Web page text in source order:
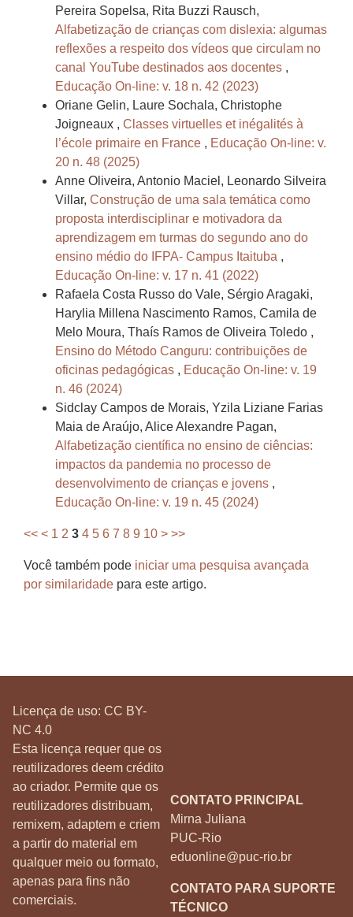
Pereira Sopelsa, Rita Buzzi Rausch,
Alfabetização de crianças com dislexia: algumas
reflexões a respeito dos vídeos que circulam no
canal YouTube destinados aos docentes ,
Educação On-line: v. 18 n. 42 (2023)
Oriane Gelin, Laure Sochala, Christophe
Joigneaux , Classes virtuelles et inégalités à
l’école primaire en France , Educação On-line: v.
20 n. 48 (2025)
Anne Oliveira, Antonio Maciel, Leonardo Silveira
Villar, Construção de uma sala temática como
proposta interdisciplinar e motivadora da
aprendizagem em turmas do segundo ano do
ensino médio do IFPA- Campus Itaituba ,
Educação On-line: v. 17 n. 41 (2022)
Rafaela Costa Russo do Vale, Sérgio Aragaki,
Harylia Millena Nascimento Ramos, Camila de
Melo Moura, Thaís Ramos de Oliveira Toledo ,
Ensino do Método Canguru: contribuições de
oficinas pedagógicas , Educação On-line: v. 19
n. 46 (2024)
Sidclay Campos de Morais, Yzila Liziane Farias
Maia de Araújo, Alice Alexandre Pagan,
Alfabetização científica no ensino de ciências:
impactos da pandemia no processo de
desenvolvimento de crianças e jovens ,
Educação On-line: v. 19 n. 45 (2024)
<< < 1 2 3 4 5 6 7 8 9 10 > >>
Você também pode iniciar uma pesquisa avançada
por similaridade para este artigo.
Licença de uso: CC BY-
NC 4.0
Esta licença requer que os
reutilizadores deem crédito
ao criador. Permite que os
reutilizadores distribuam,
remixem, adaptem e criem
a partir do material em
qualquer meio ou formato,
apenas para fins não
comerciais.
CONTATO PRINCIPAL
Mirna Juliana
PUC-Rio
eduonline@puc-rio.br
CONTATO PARA SUPORTE
TÉCNICO